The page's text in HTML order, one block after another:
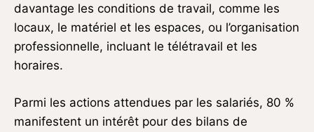
davantage les conditions de travail, comme les
locaux, le matériel et les espaces, ou l’organisation
professionnelle, incluant le télétravail et les
horaires.
Parmi les actions attendues par les salariés, 80 %
manifestent un intérêt pour des bilans de